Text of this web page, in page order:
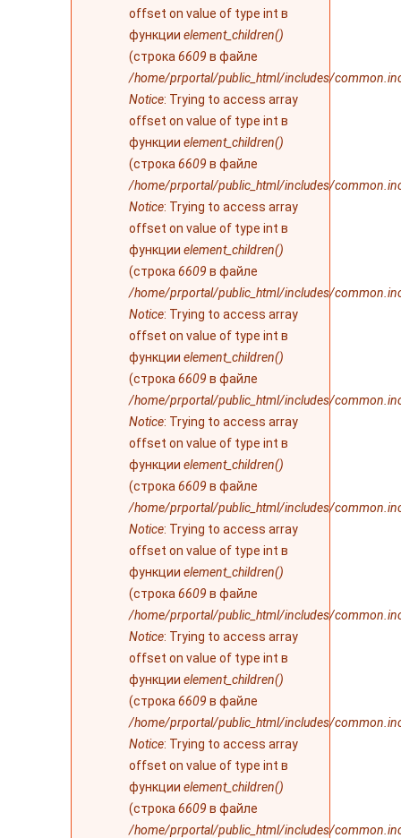
offset on value of type int в
функции element_children()
(строка 6609 в файле
/home/prportal/public_html/includes/
Notice: Trying to access array
offset on value of type int в
функции element_children()
(строка 6609 в файле
/home/prportal/public_html/includes/
Notice: Trying to access array
offset on value of type int в
функции element_children()
(строка 6609 в файле
/home/prportal/public_html/includes/
Notice: Trying to access array
offset on value of type int в
функции element_children()
(строка 6609 в файле
/home/prportal/public_html/includes/
Notice: Trying to access array
offset on value of type int в
функции element_children()
(строка 6609 в файле
/home/prportal/public_html/includes/
Notice: Trying to access array
offset on value of type int в
функции element_children()
(строка 6609 в файле
/home/prportal/public_html/includes/
Notice: Trying to access array
offset on value of type int в
функции element_children()
(строка 6609 в файле
/home/prportal/public_html/includes/
Notice: Trying to access array
offset on value of type int в
функции element_children()
(строка 6609 в файле
/home/prportal/public_html/includes/